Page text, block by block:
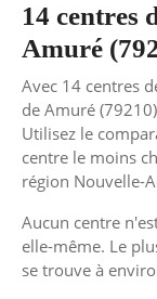
14 centres
Amuré
Avec 14 centres
de Amuré
Utilisez le
centre le moins
région Nouvelle-
Aucun centre
elle-même. Le
se trouve à